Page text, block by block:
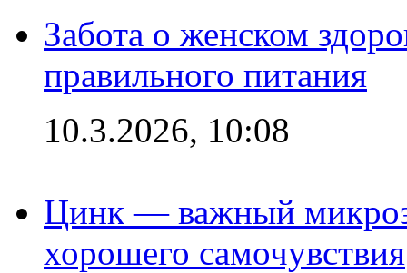
Забота о женском
правильного питания
10.3.2026, 10:08
Цинк — важный
хорошего самочувствия